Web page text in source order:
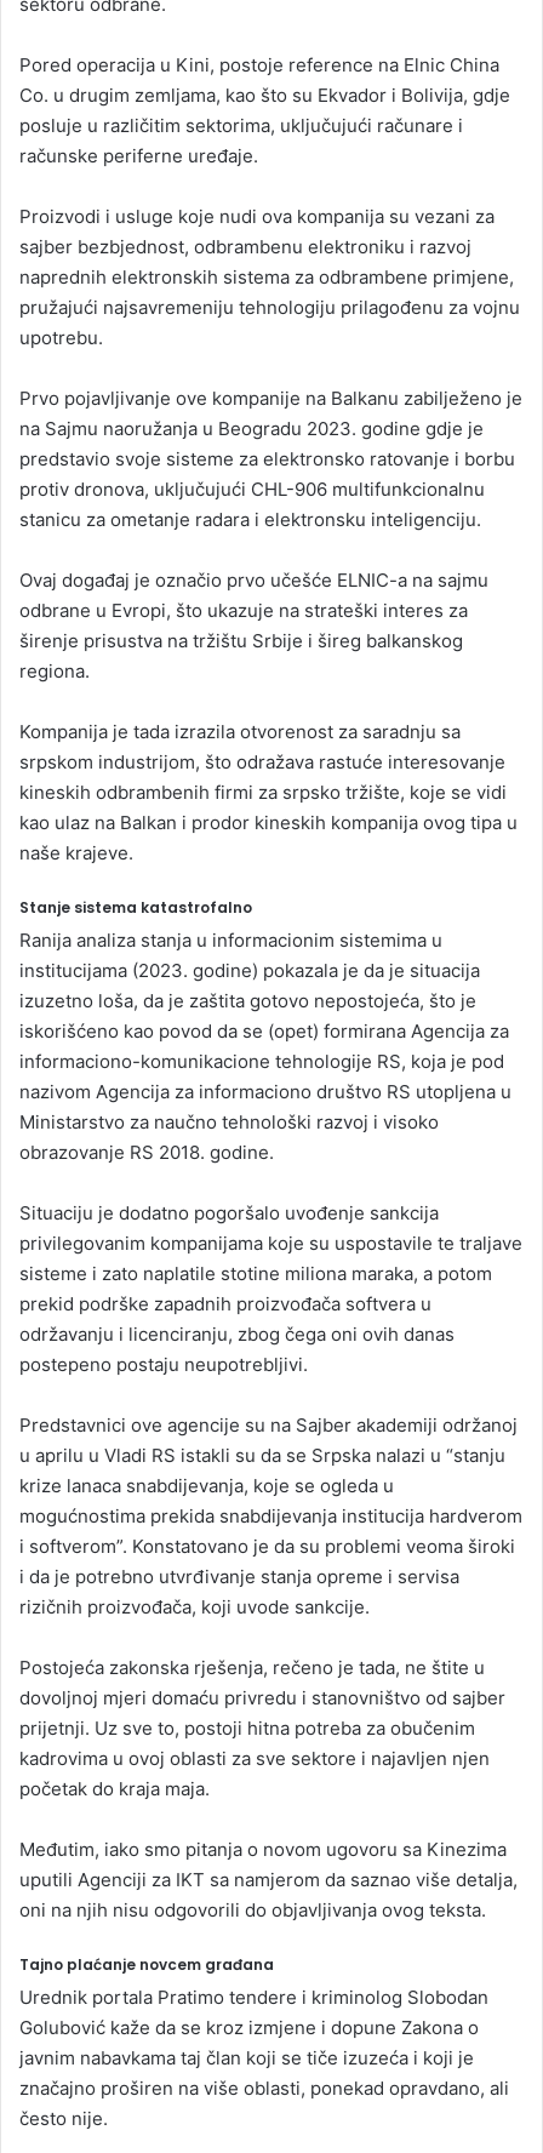
Pored operacija u Kini, postoje reference na Elnic China
Co. u drugim zemljama, kao što su Ekvador i Bolivija, gdje
posluje u različitim sektorima, uključujući računare i
računske periferne uređaje.
Proizvodi i usluge koje nudi ova kompanija su vezani za
sajber bezbjednost, odbrambenu elektroniku i razvoj
naprednih elektronskih sistema za odbrambene primjene,
pružajući najsavremeniju tehnologiju prilagođenu za vojnu
upotrebu.
Prvo pojavljivanje ove kompanije na Balkanu zabilježeno je
na Sajmu naoružanja u Beogradu 2023. godine gdje je
predstavio svoje sisteme za elektronsko ratovanje i borbu
protiv dronova, uključujući CHL-906 multifunkcionalnu
stanicu za ometanje radara i elektronsku inteligenciju.
Ovaj događaj je označio prvo učešće ELNIC-a na sajmu
odbrane u Evropi, što ukazuje na strateški interes za
širenje prisustva na tržištu Srbije i šireg balkanskog
regiona.
Kompanija je tada izrazila otvorenost za saradnju sa
srpskom industrijom, što odražava rastuće interesovanje
kineskih odbrambenih firmi za srpsko tržište, koje se vidi
kao ulaz na Balkan i prodor kineskih kompanija ovog tipa u
naše krajeve.
Stanje sistema katastrofalno
Ranija analiza stanja u informacionim sistemima u
institucijama (2023. godine) pokazala je da je situacija
izuzetno loša, da je zaštita gotovo nepostojeća, što je
iskorišćeno kao povod da se (opet) formirana Agencija za
informaciono-komunikacione tehnologije RS, koja je pod
nazivom Agencija za informaciono društvo RS utopljena u
Ministarstvo za naučno tehnološki razvoj i visoko
obrazovanje RS 2018. godine.
Situaciju je dodatno pogoršalo uvođenje sankcija
privilegovanim kompanijama koje su uspostavile te traljave
sisteme i zato naplatile stotine miliona maraka, a potom
prekid podrške zapadnih proizvođača softvera u
održavanju i licenciranju, zbog čega oni ovih danas
postepeno postaju neupotrebljivi.
Predstavnici ove agencije su na Sajber akademiji održanoj
u aprilu u Vladi RS istakli su da se Srpska nalazi u “stanju
krize lanaca snabdijevanja, koje se ogleda u
mogućnostima prekida snabdijevanja institucija hardverom
i softverom”. Konstatovano je da su problemi veoma široki
i da je potrebno utvrđivanje stanja opreme i servisa
rizičnih proizvođača, koji uvode sankcije.
Postojeća zakonska rješenja, rečeno je tada, ne štite u
dovoljnoj mjeri domaću privredu i stanovništvo od sajber
prijetnji. Uz sve to, postoji hitna potreba za obučenim
kadrovima u ovoj oblasti za sve sektore i najavljen njen
početak do kraja maja.
Međutim, iako smo pitanja o novom ugovoru sa Kinezima
uputili Agenciji za IKT sa namjerom da saznao više detalja,
oni na njih nisu odgovorili do objavljivanja ovog teksta.
Tajno plaćanje novcem građana
Urednik portala Pratimo tendere i kriminolog Slobodan
Golubović kaže da se kroz izmjene i dopune Zakona o
javnim nabavkama taj član koji se tiče izuzeća i koji je
značajno proširen na više oblasti, ponekad opravdano, ali
često nije.